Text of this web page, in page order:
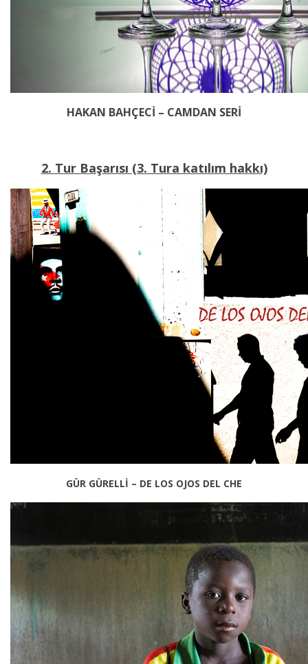
HAKAN BAHÇECİ – CAMDAN SERİ
2. Tur Başarısı (3. Tura katılım hakkı)
GÜR GÜRELLİ – DE LOS OJOS DEL CHE